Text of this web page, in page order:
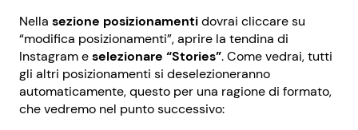
Nella sezione posizionamentidovrai cliccare su
“modifica posizionamenti”, aprire la tendina di
Instagram eselezionare “Stories”. Come vedrai, tutti
gli altri posizionamenti si deselezioneranno
automaticamente, questo per una ragione di formato,
che vedremo nel punto successivo: